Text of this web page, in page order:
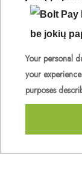
Your personal
your
purposes